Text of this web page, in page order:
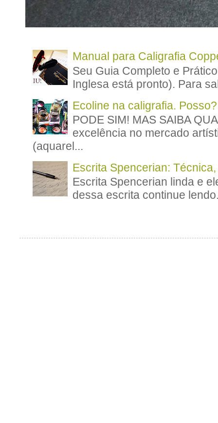
Manual para Caligrafia
Seu Guia Completo e
Inglesa está pronto). Para
Ecoline na caligrafia. Posso?
PODE SIM! MAS SAIBA
excelência no mercado
(aquarel...
Escrita Spencerian:
Escrita Spencerian linda e
dessa escrita continue